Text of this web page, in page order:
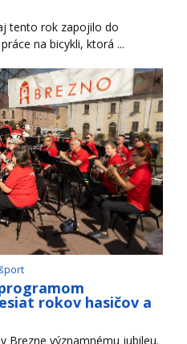
tento rok zapojilo do
na bicykli, ktorá ...
rokov hasičov a
Brezne významnému jubileu.